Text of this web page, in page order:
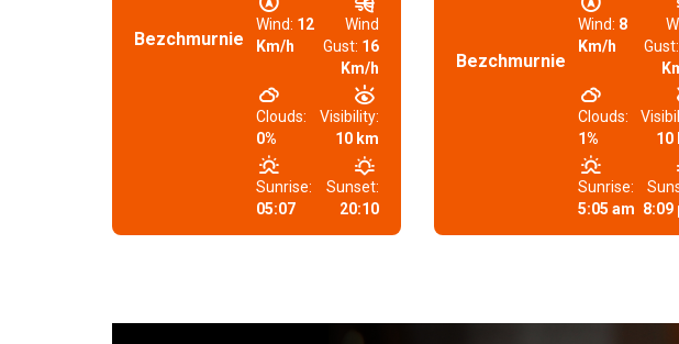
Bezchmurnie
Wind: 12
Km/h
Wind
Gust: 16
Km/h
Clouds:
0%
Visibility:
10 km
Sunrise:
05:07
Sunset:
20:10
Bezchmurnie
Wind: 8
Km/h
Gust:
Clouds:
1%
10
Sunrise:
5:05 am 8:09